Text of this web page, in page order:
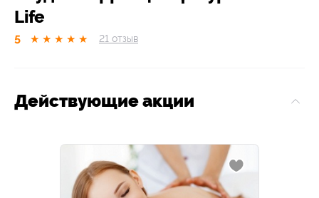
Life
5 ★ ★ ★ ★ ★ 21 отзыв
Действующие акции